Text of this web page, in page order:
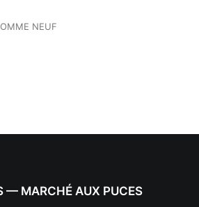
NEUF
— MARCHÉ AUX PUCES